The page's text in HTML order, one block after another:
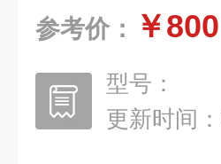
参考价： ￥800
型号：
更新时间：